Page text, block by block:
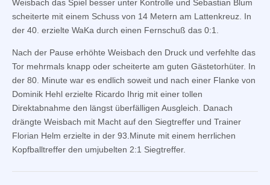
Weisbach das Spiel besser unter Kontrolle und Sebastian Blum
scheiterte mit einem Schuss von 14 Metern am Lattenkreuz. In
der 40. erzielte WaKa durch einen Fernschuß das 0:1.
Nach der Pause erhöhte Weisbach den Druck und verfehlte das
Tor mehrmals knapp oder scheiterte am guten Gästetorhüter. In
der 80. Minute war es endlich soweit und nach einer Flanke von
Dominik Hehl erzielte Ricardo Ihrig mit einer tollen
Direktabnahme den längst überfälligen Ausgleich. Danach
drängte Weisbach mit Macht auf den Siegtreffer und Trainer
Florian Helm erzielte in der 93.Minute mit einem herrlichen
Kopfballtreffer den umjubelten 2:1 Siegtreffer.